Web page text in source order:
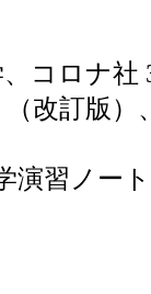
コロナ社
改訂版）
演習ノー